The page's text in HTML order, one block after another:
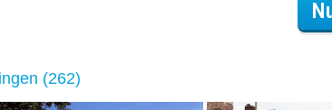
(262)